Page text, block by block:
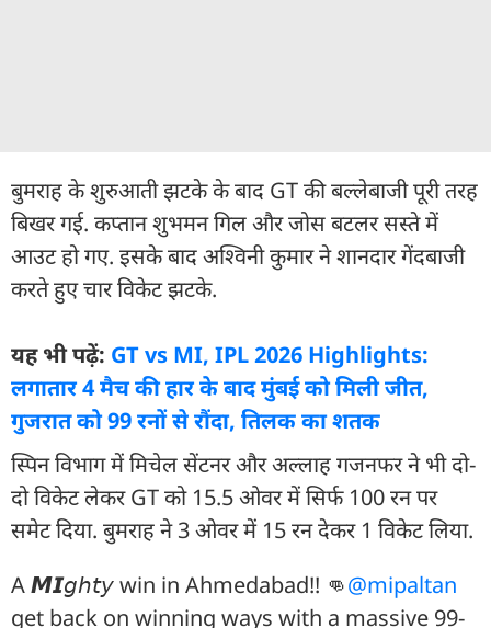
बुमराह के शुरुआती झटके के बाद GT की बल्लेबाजी पूरी तरह
बिखर गई. कप्तान शुभमन गिल और जोस बटलर सस्ते में
आउट हो गए. इसके बाद अश्विनी कुमार ने शानदार गेंदबाजी
करते हुए चार विकेट झटके.
यह भी पढ़ें: GT vs MI, IPL 2026 Highlights:
लगातार 4 मैच की हार के बाद मुंबई को मिली जीत,
गुजरात को 99 रनों से रौंदा, तिलक का शतक
स्पिन विभाग में म‍िचेल सेंटनर और अल्लाह गजनफर ने भी दो-
दो विकेट लेकर GT को 15.5 ओवर में सिर्फ 100 रन पर
समेट दिया. बुमराह ने 3 ओवर में 15 रन देकर 1 विकेट लिया.
A 𝙈𝙄𝘨𝘩𝘵𝘺 win in Ahmedabad!! 👊@mipaltan
get back on winning ways with a massive 99-